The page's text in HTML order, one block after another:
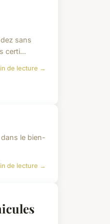
sans
certi...
de lecture →
le bien-
de lecture →